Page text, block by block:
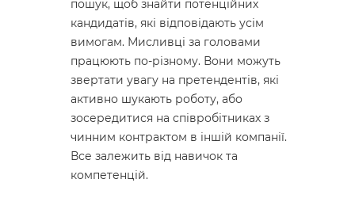
пошук, щоб знайти потенційних
кандидатів, які відповідають усім
вимогам. Мисливці за головами
працюють по-різному. Вони можуть
звертати увагу на претендентів, які
активно шукають роботу, або
зосередитися на співробітниках з
чинним контрактом в іншій компанії.
Все залежить від навичок та
компетенцій.